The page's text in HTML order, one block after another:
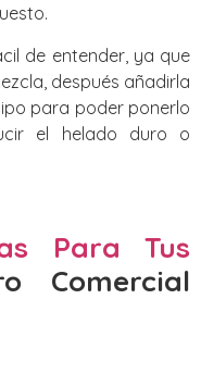
de entender, ya que
después añadirla
para poder ponerlo
el helado duro o
Para Tus
Comercial